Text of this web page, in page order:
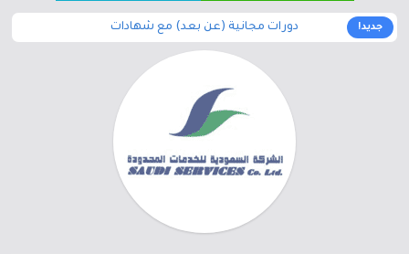
جديد! دورات مجانية (عن بعد) مع شهادات